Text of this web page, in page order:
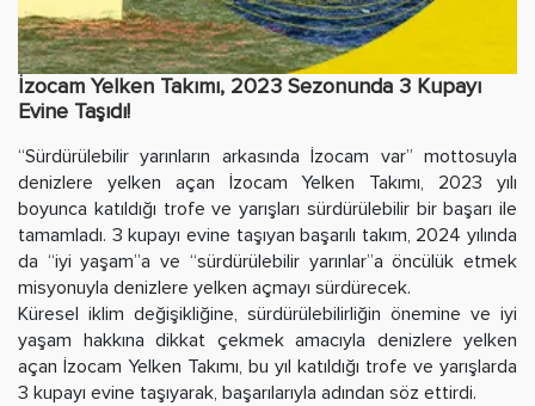
İzocam Yelken Takımı, 2023 Sezonunda 3 Kupayı
Evine Taşıdı!
“Sürdürülebilir yarınların arkasında İzocam var” mottosuyla
denizlere yelken açan İzocam Yelken Takımı, 2023 yılı
boyunca katıldığı trofe ve yarışları sürdürülebilir bir başarı ile
tamamladı. 3 kupayı evine taşıyan başarılı takım, 2024 yılında
da “iyi yaşam”a ve “sürdürülebilir yarınlar”a öncülük etmek
misyonuyla denizlere yelken açmayı sürdürecek.
Küresel iklim değişikliğine, sürdürülebilirliğin önemine ve iyi
yaşam hakkına dikkat çekmek amacıyla denizlere yelken
açan İzocam Yelken Takımı, bu yıl katıldığı trofe ve yarışlarda
3 kupayı evine taşıyarak, başarılarıyla adından söz ettirdi.